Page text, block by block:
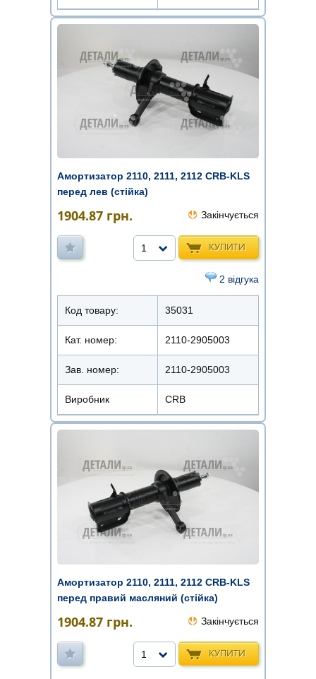
Амортизатор 2110, 2111, 2112 CRB-KLS
перед лев (стійка)
1904.87 грн. Закінчується
КУПИТИ
1
2 відгука
Код товару: 35031
Кат. номер: 2110-2905003
Зав. номер: 2110-2905003
Виробник CRB
Амортизатор 2110, 2111, 2112 CRB-KLS
перед правий масляний (стійка)
1904.87 грн. Закінчується
КУПИТИ
1